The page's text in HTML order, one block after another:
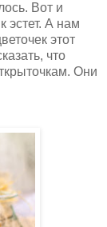
Вот и
эстет. А нам
этот
что
Они